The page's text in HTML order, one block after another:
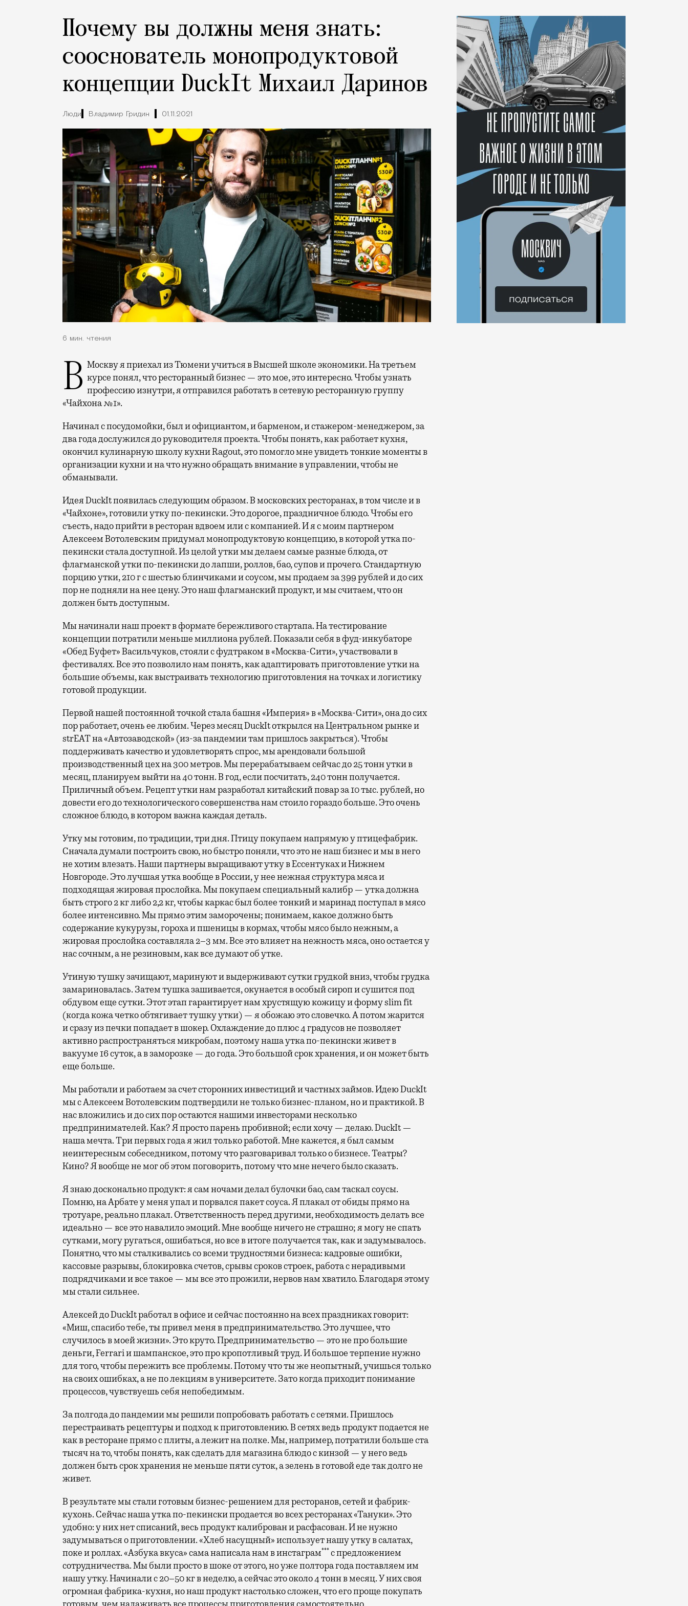
Почему вы должны меня знать:
cооснователь монопродуктовой
концепции DuckIt Михаил Даринов
Люди Владимир Гридин 01.11.2021
6 мин. чтения
В Москву я приехал из Тюмени учиться в Высшей школе экономики. На третьем курсе понял, что ресторанный бизнес — это мое, это интересно. Чтобы узнать
профессию изнутри, я отправился работать в сетевую ресторанную группу
«Чайхона №1».
Начинал с посудомойки, был и официантом, и барменом, и стажером-менеджером, за
два года дослужился до руководителя проекта. Чтобы понять, как работает кухня,
окончил кулинарную школу кухни Ragout, это помогло мне увидеть тонкие моменты в
организации кухни и на что нужно обращать внимание в управлении, чтобы не
обманывали.
Идея DuckIt появилась следующим образом. В московских ресторанах, в том числе и в
«Чайхоне», готовили утку по-пекински. Это дорогое, праздничное блюдо. Чтобы его
съесть, надо прийти в ресторан вдвоем или с компанией. И я с моим партнером
Алексеем Вотолевским придумал монопродуктовую концепцию, в которой утка по-
пекински стала доступной. Из целой утки мы делаем самые разные блюда, от
флагманской утки по-пекински до лапши, роллов, бао, супов и прочего. Стандартную
порцию утки, 210 г с шестью блинчиками и соусом, мы продаем за 399 рублей и до сих
пор не подняли на нее цену. Это наш флагманский продукт, и мы считаем, что он
должен быть доступным.
Мы начинали наш проект в формате бережливого стартапа. На тестирование
концепции потратили меньше миллиона рублей. Показали себя в фуд-инкубаторе
«Обед Буфет» Васильчуков, стояли с фудтраком в «Москва-Сити», участвовали в
фестивалях. Все это позволило нам понять, как адаптировать приготовление утки на
большие объемы, как выстраивать технологию приготовления на точках и логистику
готовой продукции.
Первой нашей постоянной точкой стала башня «Империя» в «Москва-Сити», она до сих
пор работает, очень ее любим. Через месяц DuckIt открылся на Центральном рынке и
strEAT на «Автозаводской» (из-за пандемии там пришлось закрыться). Чтобы
поддерживать качество и удовлетворять спрос, мы арендовали большой
производственный цех на 300 метров. Мы перерабатываем сейчас до 25 тонн утки в
месяц, планируем выйти на 40 тонн. В год, если посчитать, 240 тонн получается.
Приличный объем. Рецепт утки нам разработал китайский повар за 10 тыс. рублей, но
довести его до технологического совершенства нам стоило гораздо больше. Это очень
сложное блюдо, в котором важна каждая деталь.
Утку мы готовим, по традиции, три дня. Птицу покупаем напрямую у птицефабрик.
Сначала думали построить свою, но быстро поняли, что это не наш бизнес и мы в него
не хотим влезать. Наши партнеры выращивают утку в Ессентуках и Нижнем
Новгороде. Это лучшая утка вообще в России, у нее нежная структура мяса и
подходящая жировая прослойка. Мы покупаем специальный калибр — утка должна
быть строго 2 кг либо 2,2 кг, чтобы каркас был более тонкий и маринад поступал в мясо
более интенсивно. Мы прямо этим заморочены; понимаем, какое должно быть
содержание кукурузы, гороха и пшеницы в кормах, чтобы мясо было нежным, а
жировая прослойка составляла 2–3 мм. Все это влияет на нежность мяса, оно остается у
нас сочным, а не резиновым, как все думают об утке.
Утиную тушку зачищают, маринуют и выдерживают сутки грудкой вниз, чтобы грудка
замариновалась. Затем тушка зашивается, окунается в особый сироп и сушится под
обдувом еще сутки. Этот этап гарантирует нам хрустящую кожицу и форму slim fit
(когда кожа четко обтягивает тушку утки) — я обожаю это словечко. А потом жарится
и сразу из печки попадает в шокер. Охлаждение до плюс 4 градусов не позволяет
активно распространяться микробам, поэтому наша утка по-пекински живет в
вакууме 16 суток, а в заморозке — до года. Это большой срок хранения, и он может быть
еще больше.
Мы работали и работаем за счет сторонних инвестиций и частных займов. Идею DuckIt
мы с Алексеем Вотолевским подтвердили не только бизнес-планом, но и практикой. В
нас вложились и до сих пор остаются нашими инвесторами несколько
предпринимателей. Как? Я просто парень пробивной; если хочу — делаю. DuckIt —
наша мечта. Три первых года я жил только работой. Мне кажется, я был самым
неинтересным собеседником, потому что разговаривал только о бизнесе. Театры?
Кино? Я вообще не мог об этом поговорить, потому что мне нечего было сказать.
Я знаю досконально продукт: я сам ночами делал булочки бао, сам таскал соусы.
Помню, на Арбате у меня упал и порвался пакет соуса. Я плакал от обиды прямо на
тротуаре, реально плакал. Ответственность перед другими, необходимость делать все
идеально — все это навалило эмоций. Мне вообще ничего не страшно; я могу не спать
сутками, могу ругаться, ошибаться, но все в итоге получается так, как и задумывалось.
Понятно, что мы сталкивались со всеми трудностями бизнеса: кадровые ошибки,
кассовые разрывы, блокировка счетов, срывы сроков строек, работа с нерадивыми
подрядчиками и все такое — мы все это прожили, нервов нам хватило. Благодаря этому
мы стали сильнее.
Алексей до DuckIt работал в офисе и сейчас постоянно на всех праздниках говорит:
«Миш, спасибо тебе, ты привел меня в предпринимательство. Это лучшее, что
случилось в моей жизни». Это круто. Предпринимательство — это не про большие
деньги, Ferrari и шампанское, это про кропотливый труд. И большое терпение нужно
для того, чтобы пережить все проблемы. Потому что ты же неопытный, учишься только
на своих ошибках, а не по лекциям в университете. Зато когда приходит понимание
процессов, чувствуешь себя непобедимым.
За полгода до пандемии мы решили попробовать работать с сетями. Пришлось
перестраивать рецептуры и подход к приготовлению. В сетях ведь продукт подается не
как в ресторане прямо с плиты, а лежит на полке. Мы, например, потратили больше ста
тысяч на то, чтобы понять, как сделать для магазина блюдо с кинзой — у него ведь
должен быть срок хранения не меньше пяти суток, а зелень в готовой еде так долго не
живет.
В результате мы стали готовым бизнес-решением для ресторанов, сетей и фабрик-
кухонь. Сейчас наша утка по-пекински продается во всех ресторанах «Тануки». Это
удобно: у них нет списаний, весь продукт калиброван и расфасован. И не нужно
задумываться о приготовлении. «Хлеб насущный» использует нашу утку в салатах,
поке и роллах. «Азбука вкуса» сама написала нам в инстаграм***с предложением
сотрудничества. Мы были просто в шоке от этого, но уже полтора года поставляем им
нашу утку. Начинали с 20–50 кг в неделю, а сейчас это около 4 тонн в месяц. У них своя
огромная фабрика-кухня, но наш продукт настолько сложен, что его проще покупать